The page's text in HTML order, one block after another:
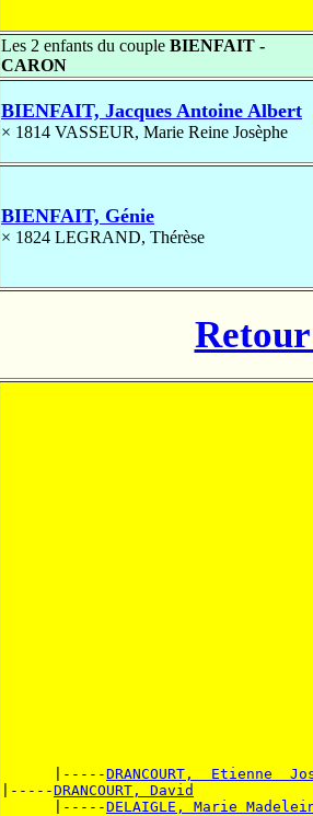
Les 2 enfants du couple BIENFAIT -
CARON
BIENFAIT, Jacques Antoine Albert
× 1814 VASSEUR, Marie Reine Josèphe
BIENFAIT, Génie
× 1824 LEGRAND, Thérèse
      |-----
DRANCOURT,  Etienne
|-----DRANCOURT, David
      |-----
DELAIGLE, Marie